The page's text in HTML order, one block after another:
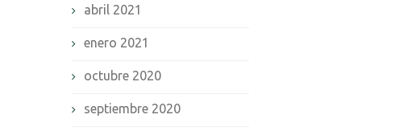
abril 2021
enero 2021
octubre 2020
septiembre 2020